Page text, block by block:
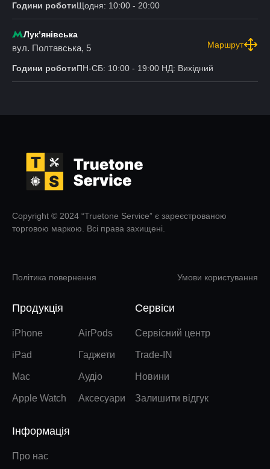
Години роботиЩодня: 10:00 - 20:00
Лукʼянівська
вул. Полтавська, 5 Маршрут
Години роботиПН-СБ: 10:00 - 19:00 НД: Вихідний
Copyright © 2024 “Truetone Service” є зареєстрованою
торговою маркою. Всі права захищені.
Політика повернення Умови користування
Продукція
iPhone
iPad
Mac
Apple Watch
AirPods
Гаджети
Аудіо
Аксесуари
Сервіси
Сервісний центр
Trade-IN
Новини
Залишити відгук
Інформація
Про нас